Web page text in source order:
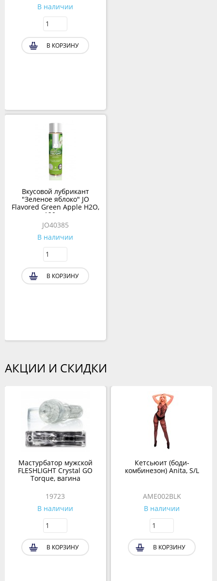
В наличии
В КОРЗИНУ
Вкусовой лубрикант
"Зеленое яблоко" JO
Flavored Green Apple H2O,
120 мл
JO40385
В наличии
В КОРЗИНУ
АКЦИИ И СКИДКИ
Мастурбатор мужской
FLESHLIGHT Crystal GO
Torque, вагина
19723
В наличии
В КОРЗИНУ
Кетсьюит (боди-
комбинезон) Anita, S/L
AME002BLK
В наличии
В КОРЗИНУ